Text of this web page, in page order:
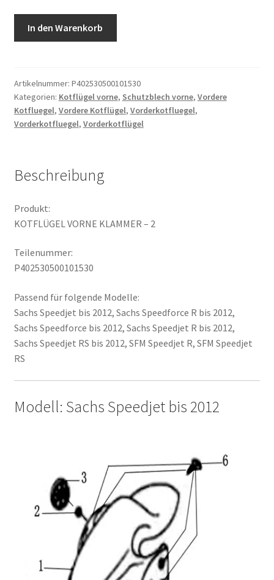
2
Menge
In den Warenkorb
Artikelnummer: P402530500101530
Kategorien: Kotflügel vorne, Schutzblech vorne, Vordere
Kotfluegel, Vordere Kotflügel, Vorderkotfluegel,
Vorderkotfluegel, Vorderkotflügel
Beschreibung
Produkt:
KOTFLÜGEL VORNE KLAMMER – 2
Teilenummer:
P402530500101530
Passend für folgende Modelle:
Sachs Speedjet bis 2012, Sachs Speedforce R bis 2012,
Sachs Speedforce bis 2012, Sachs Speedjet R bis 2012,
Sachs Speedjet RS bis 2012, SFM Speedjet R, SFM Speedjet
RS
Modell: Sachs Speedjet bis 2012